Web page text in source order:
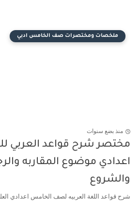
ملخصات ومختصرات صف الخامس ادبي
منذ بضع سنوات
مختصر شرح قواعد العربي
اعدادي موضوع المقاربه
والشروع
شرح قواعد اللغة العربيه لصف الخامس اعدادي